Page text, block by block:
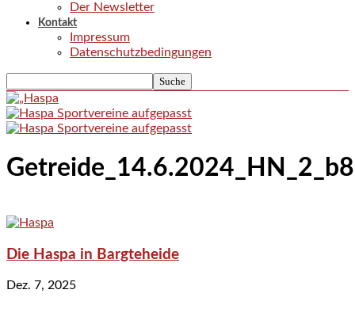
Der Newsletter
Kontakt
Impressum
Datenschutzbedingungen
Die Haspa in Bargteheide
Dez. 7, 2025